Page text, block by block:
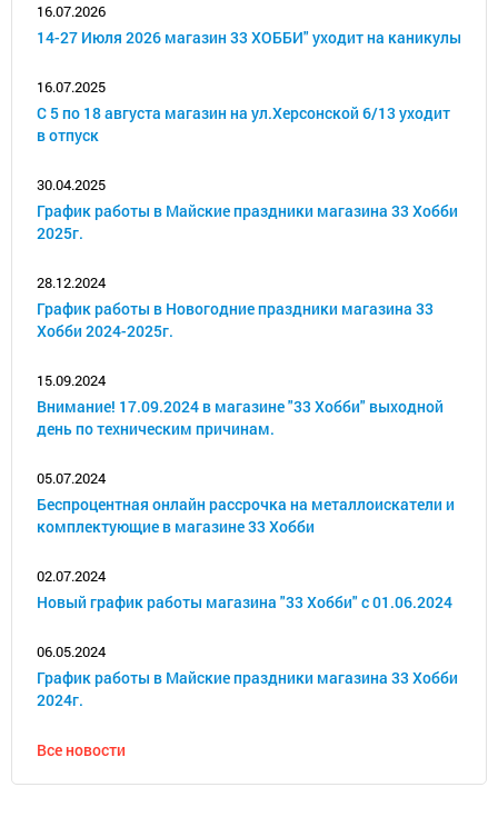
16.07.2026
14-27 Июля 2026 магазин 33 ХОББИ" уходит на каникулы
16.07.2025
С 5 по 18 августа магазин на ул.Херсонской 6/13 уходит
в отпуск
30.04.2025
График работы в Майские праздники магазина 33 Хобби
2025г.
28.12.2024
График работы в Новогодние праздники магазина 33
Хобби 2024-2025г.
15.09.2024
Внимание! 17.09.2024 в магазине "33 Хобби" выходной
день по техническим причинам.
05.07.2024
Беспроцентная онлайн рассрочка на металлоискатели и
комплектующие в магазине 33 Хобби
02.07.2024
Новый график работы магазина "33 Хобби" с 01.06.2024
06.05.2024
График работы в Майские праздники магазина 33 Хобби
2024г.
Все новости